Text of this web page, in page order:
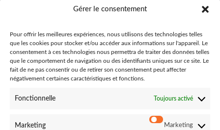
Gérer le consentement
Pour offrir les meilleures expériences, nous utilisons des technologies telles
que les cookies pour stocker et/ou accéder aux informations sur l'appareil. Le
consentement à ces technologies nous permettra de traiter des données telles
que le comportement de navigation ou des identifiants uniques sur ce site. Le
fait de ne pas consentir ou de retirer son consentement peut affecter
négativement certaines caractéristiques et fonctions.
Fonctionnelle Toujours activé
Marketing Marketing